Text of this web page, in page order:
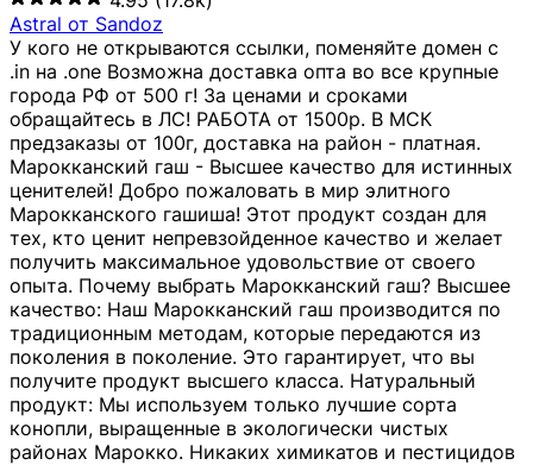
Astral от Sandoz
У кого не открываются ссылки, поменяйте домен с
.in на .one Возможна доставка опта во все крупные
города РФ от 500 г! За ценами и сроками
обращайтесь в ЛС! РАБОТА от 1500р. В МСК
предзаказы от 100г, доставка на район - платная.
Марокканский гаш - Высшее качество для истинных
ценителей! Добро пожаловать в мир элитного
Марокканского гашиша! Этот продукт создан для
тех, кто ценит непревзойденное качество и желает
получить максимальное удовольствие от своего
опыта. Почему выбрать Марокканский гаш? Высшее
качество: Наш Марокканский гаш производится по
традиционным методам, которые передаются из
поколения в поколение. Это гарантирует, что вы
получите продукт высшего класса. Натуральный
продукт: Мы используем только лучшие сорта
конопли, выращенные в экологически чистых
районах Марокко. Никаких химикатов и пестицидов